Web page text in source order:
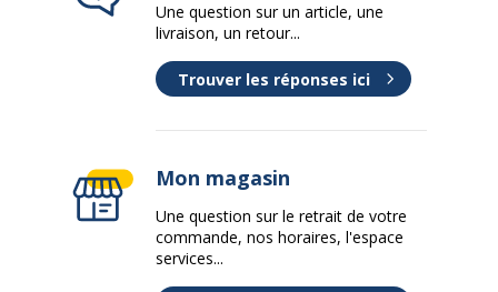
Une question sur un article, une
livraison, un retour...
Trouver les réponses ici
Mon magasin
Une question sur le retrait de votre
commande, nos horaires, l'espace
services...